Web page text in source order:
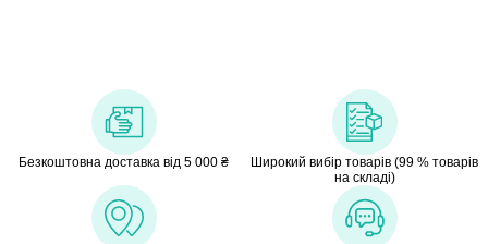
Безкоштовна доставка від 5 000 ₴
Широкий вибір товарів (99 % товарів
на складі)